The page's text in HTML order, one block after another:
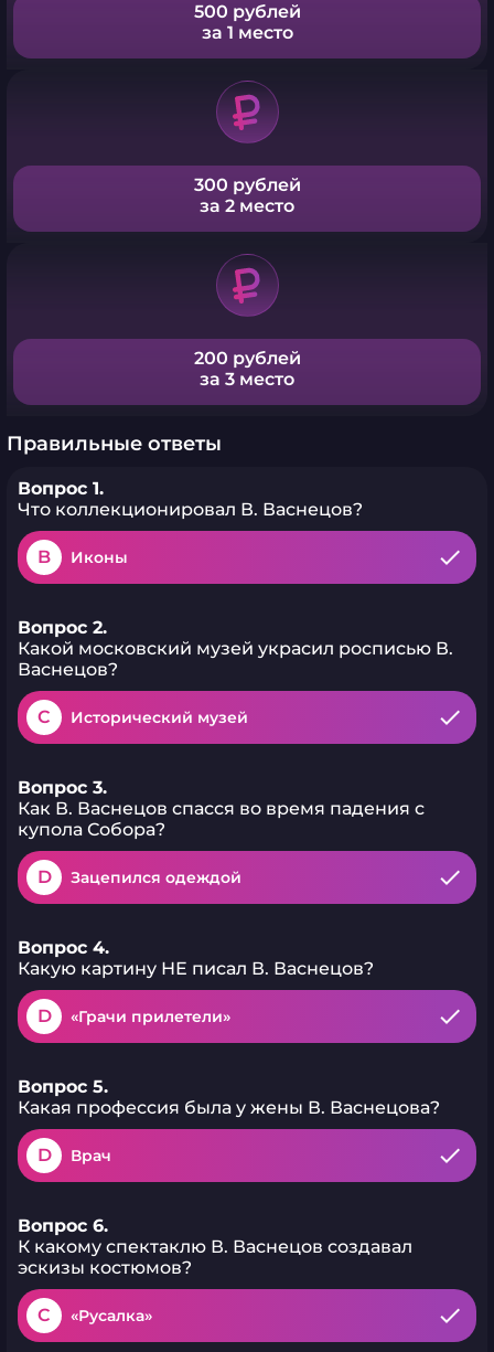
500 рублей
за 1 место
300 рублей
за 2 место
200 рублей
за 3 место
Правильные ответы
Вопрос 1.
Что коллекционировал В. Васнецов?
B Иконы
Вопрос 2.
Какой московский музей украсил росписью В.
Васнецов?
C Исторический музей
Вопрос 3.
Как В. Васнецов спасся во время падения с
купола Собора?
D Зацепился одеждой
Вопрос 4.
Какую картину НЕ писал В. Васнецов?
D «Грачи прилетели»
Вопрос 5.
Какая профессия была у жены В. Васнецова?
D Врач
Вопрос 6.
К какому спектаклю В. Васнецов создавал
эскизы костюмов?
C «Русалка»